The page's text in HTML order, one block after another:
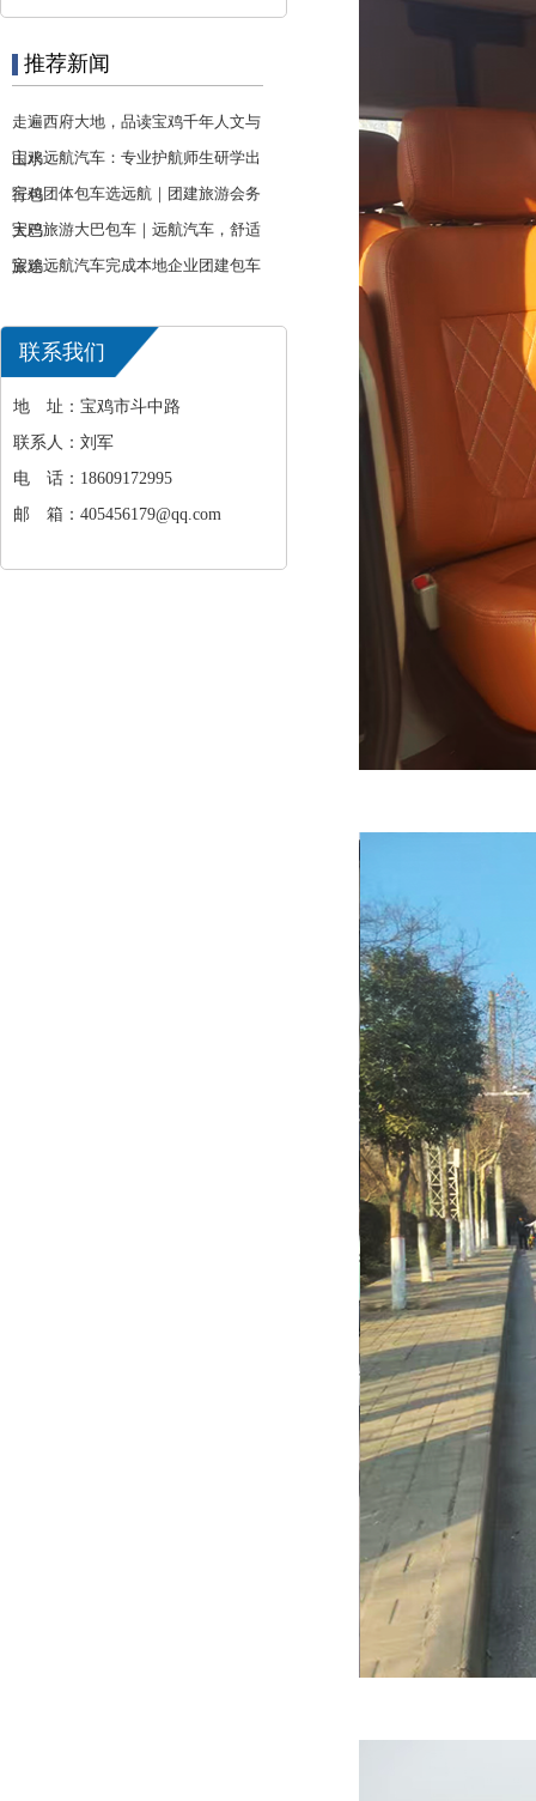
推荐新闻
走遍西府大地，品读宝鸡千年人文与
山水
宝鸡远航汽车：专业护航师生研学出
行包
宝鸡团体包车选远航｜团建旅游会务
大巴
宝鸡旅游大巴包车｜远航汽车，舒适
旅途
宝鸡远航汽车完成本地企业团建包车
联系我们
地 址：宝鸡市斗中路
联系人：刘军
电 话：18609172995
邮 箱：405456179@qq.com